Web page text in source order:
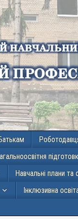
Навчальні плани та
Інклюзивна